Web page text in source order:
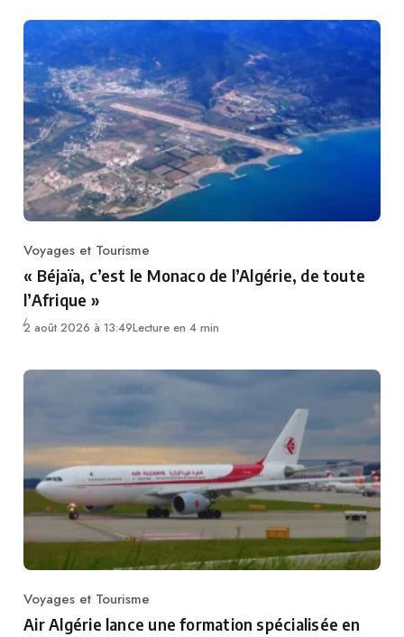
Category
Voyages et Tourisme
« Béjaïa, c’est le Monaco de l’Algérie, de toute
l’Afrique »
2 août 2026 à 13:49Lecture en 4 min
Category
Voyages et Tourisme
Air Algérie lance une formation spécialisée en